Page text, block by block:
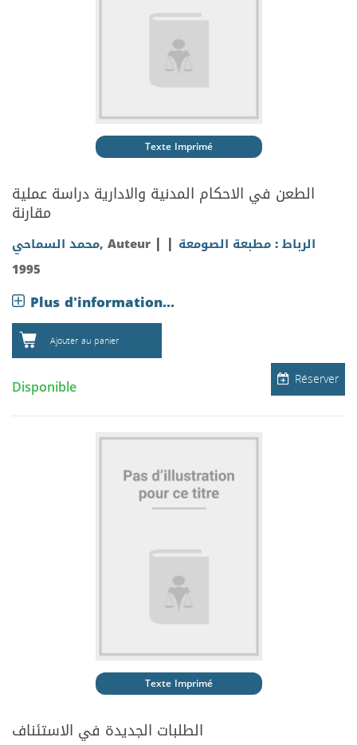
Texte Imprimé
الطعن في الاحكام المدنية والادارية دراسة عملية
مقارنة
محمد السماحي, Auteur | الرباط : مطبعة الصومعة |
1995
Plus d'information...
Ajouter au panier
Réserver
Disponible
Texte Imprimé
الطلبات الجديدة في الاستئناف